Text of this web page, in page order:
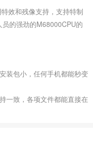
效和残像支持，支持特制
的强劲的M68000CPU的
装包小，任何手机都能秒变
一致，各项文件都能直接在